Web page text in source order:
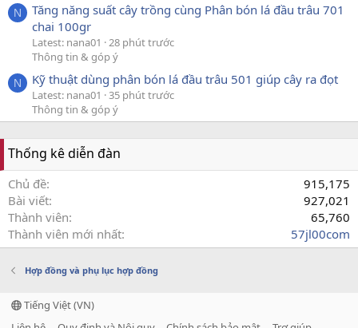
N
Tăng năng suất cây trồng cùng Phân bón lá đầu trâu 701
chai 100gr
Latest: nana01
28 phút trước
Thông tin & góp ý
N Kỹ thuật dùng phân bón lá đầu trâu 501 giúp cây ra đọt
Latest: nana01
35 phút trước
Thông tin & góp ý
Thống kê diễn đàn
Chủ đề
915,175
Bài viết
927,021
Thành viên
65,760
Thành viên mới nhất
57jl00com
Hợp đồng và phụ lục hợp đồng
Tiếng Việt (VN)